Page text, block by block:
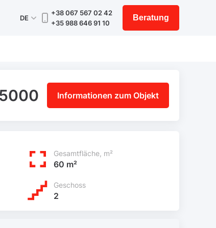
DE
+38 067 567 02 42
+35 988 646 91 10
Beratung
Informationen zum Objekt
Gesamtfläche, m²
60 m²
Geschoss
2